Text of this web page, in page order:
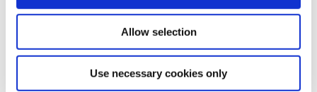
Allow selection
Use necessary cookies only
Constr. met kunststof geleidingen
Fixing the steel C-profile with threaded bold welding
Speciale profielen